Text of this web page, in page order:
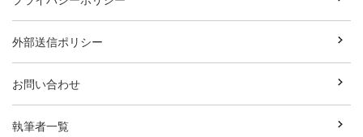
外部送信ポリシー
お問い合わせ
執筆者一覧